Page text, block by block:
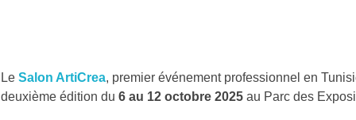
Le Salon ArtiCrea, premier événement professionnel en
deuxième édition du 6 au 12 octobre 2025 au Parc des